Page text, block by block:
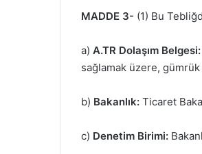
MADDE 3- (1) Bu
a) A.TR Dolaşım Belgesi:
sağlamak üzere,
b) Bakanlık: Ticaret
c) Denetim Birimi: